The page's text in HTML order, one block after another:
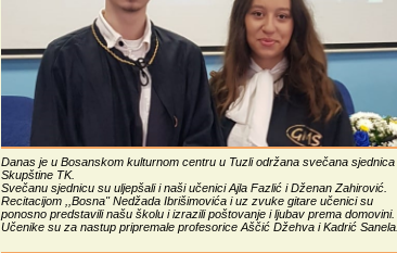
Danas je u Bosanskom kulturnom centru u Tuzli održana svečana sjednica
Skupštine TK.
Svečanu sjednicu su uljepšali i naši učenici Ajla Fazlić i Dženan Zahirović.
Recitacijom ,,Bosna" Nedžada Ibrišimovića i uz zvuke gitare učenici su
ponosno predstavili našu školu i izrazili poštovanje i ljubav prema domovini.
Učenike su za nastup pripremale profesorice Aščić Džehva i Kadrić Sanela.